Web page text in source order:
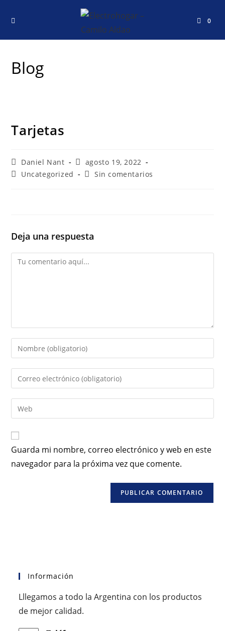
0
Blog
Tarjetas
Daniel Nant
agosto 19, 2022
Uncategorized
Sin comentarios
Deja una respuesta
Guarda mi nombre, correo electrónico y web en este
navegador para la próxima vez que comente.
Información
Lllegamos a todo la Argentina con los productos
de mejor calidad.